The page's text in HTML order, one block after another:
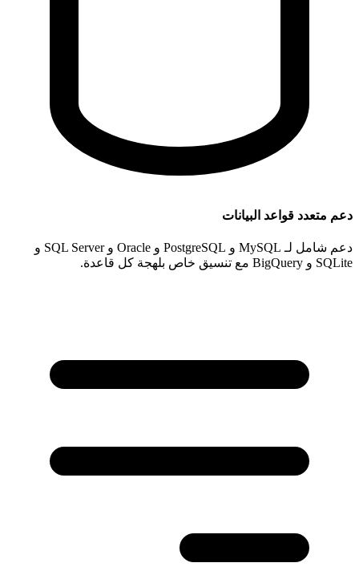
دعم متعدد قواعد البيانات
دعم شامل لـ MySQL و PostgreSQL و Oracle و SQL Server و
SQLite و BigQuery مع تنسيق خاص بلهجة كل قاعدة.